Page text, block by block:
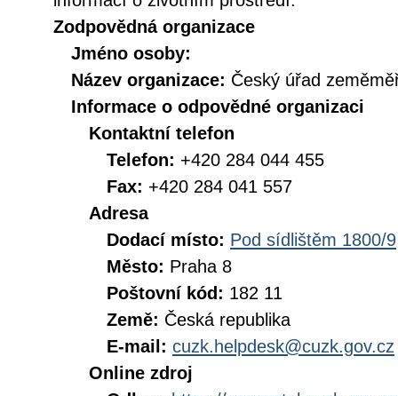
Zodpovědná organizace
Jméno osoby:
Název organizace: Český úřad
Informace o odpovědné organizaci
Kontaktní telefon
Telefon: +420 284 044 455
Fax: +420 284 041 557
Adresa
Dodací místo: Pod sídlištěm 1800/9
Město: Praha 8
Poštovní kód: 182 11
Země: Česká republika
E-mail: cuzk.helpdesk@cuzk.gov.cz
Online zdroj